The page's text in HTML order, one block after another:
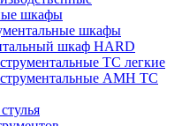
шкафы
шкафы
шкаф HARD
ТС легкие
AMH TC